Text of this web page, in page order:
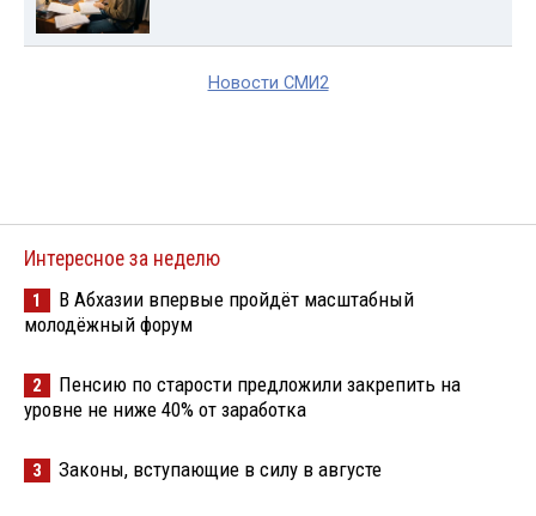
Новости СМИ2
Интересное за неделю
1
В Абхазии впервые пройдёт масштабный
молодёжный форум
2
Пенсию по старости предложили закрепить на
уровне не ниже 40% от заработка
3 Законы, вступающие в силу в августе